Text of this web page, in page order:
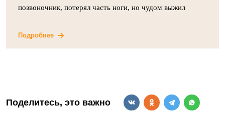
позвоночник, потерял часть ноги, но чудом выжил
Подробнее
Поделитесь, это важно